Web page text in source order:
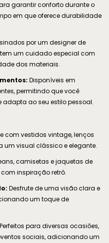
garantir conforto durante o
em que oferece durabilidade
por um designer de
um cuidado especial com
dos materiais.
Disponíveis em
permitindo que você
ao seu estilo pessoal.
com vestidos vintage, lenços
um visual clássico e elegante.
camisetas e jaquetas de
inspiração retrô.
Desfrute de uma visão clara e
um toque de
Perfeitos para diversas ocasiões,
sociais, adicionando um